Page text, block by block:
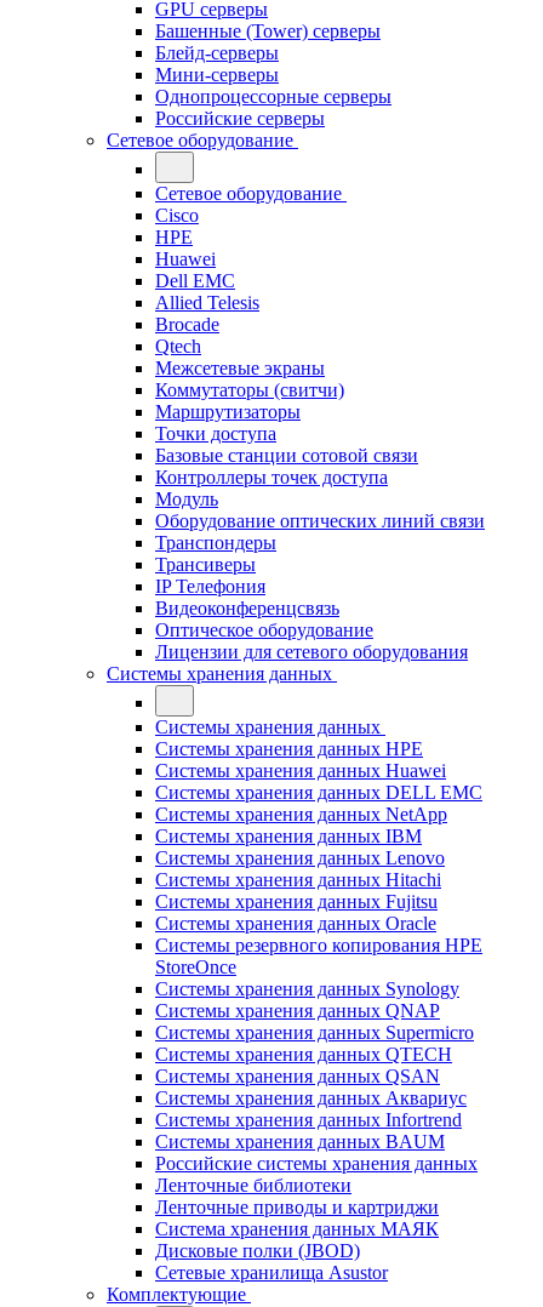
GPU серверы
Башенные (Tower) серверы
Блейд-серверы
Мини-серверы
Однопроцессорные серверы
Российские серверы
Сетевое оборудование
Сетевое оборудование
Cisco
HPE
Huawei
Dell EMC
Allied Telesis
Brocade
Qtech
Межсетевые экраны
Коммутаторы (свитчи)
Маршрутизаторы
Точки доступа
Базовые станции сотовой связи
Контроллеры точек доступа
Модуль
Оборудование оптических линий связи
Транспондеры
Трансиверы
IP Телефония
Видеоконференцсвязь
Оптическое оборудование
Лицензии для сетевого оборудования
Системы хранения данных
Системы хранения данных
Системы хранения данных HPE
Системы хранения данных Huawei
Системы хранения данных DELL EMC
Cистемы хранения данных NetApp
Системы хранения данных IBM
Системы хранения данных Lenovo
Системы хранения данных Hitachi
Системы хранения данных Fujitsu
Системы хранения данных Oracle
Системы резервного копирования HPE
StoreOnce
Системы хранения данных Synology
Системы хранения данных QNAP
Системы хранения данных Supermicro
Системы хранения данных QTECH
Системы хранения данных QSAN
Системы хранения данных Аквариус
Системы хранения данных Infortrend
Системы хранения данных BAUM
Российские системы хранения данных
Ленточные библиотеки
Ленточные приводы и картриджи
Система хранения данных МАЯК
Дисковые полки (JBOD)
Сетевые хранилища Asustor
Комплектующие